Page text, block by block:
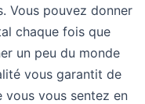
Vous pouvez donner
chaque fois que
un peu du monde
vous garantit de
vous vous sentez en